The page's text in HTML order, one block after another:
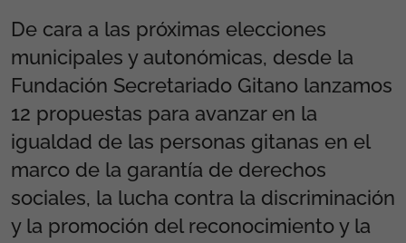
De cara a las próximas elecciones
municipales y autonómicas, desde la
Fundación Secretariado Gitano lanzamos
12 propuestas para avanzar en la
igualdad de las personas gitanas en el
marco de la garantía de derechos
sociales, la lucha contra la discriminación
y la promoción del reconocimiento y la